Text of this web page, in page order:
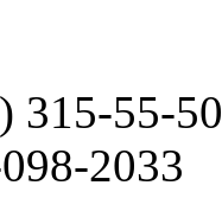
315-55-50
2033